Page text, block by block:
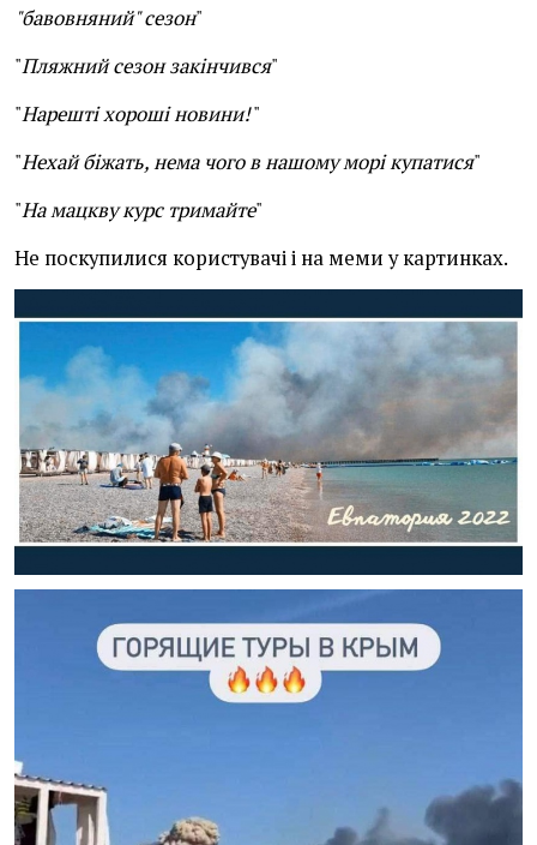
"бавовняний" сезон"
"Пляжний сезон закінчився"
"Нарешті хороші новини!"
"Нехай біжать, нема чого в нашому морі купатися"
"На мацкву курс тримайте"
Не поскупилися користувачі і на меми у картинках.